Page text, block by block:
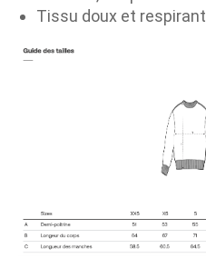
Tissu doux et respirant